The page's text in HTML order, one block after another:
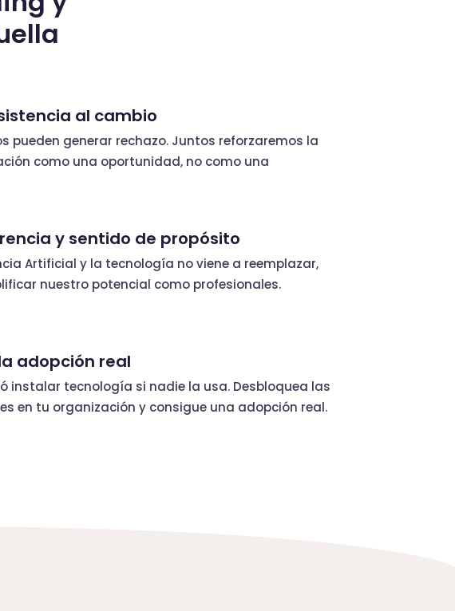
al cambio
pueden generar rechazo. Juntos reforzaremos la
como una oportunidad, no como una
y sentido de propósito
Artificial y la tecnología no viene a reemplazar,
nuestro potencial como profesionales.
adopción real
instalar tecnología si nadie la usa. Desbloquea las
en tu organización y consigue una adopción real.